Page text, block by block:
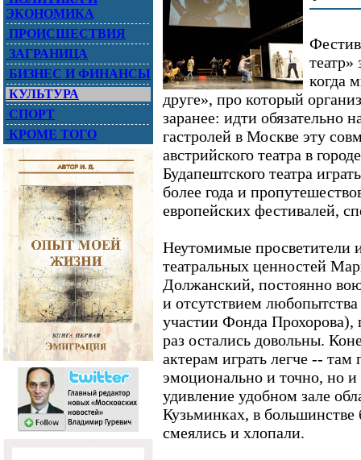
ЭКОНОМИКА
ПРОИСШЕСТВИЯ
ЗАГРАНИЦА
БИЗНЕС И ФИНАНСЫ
КУЛЬТУРА
СПОРТ
КРОМЕ ТОГО
театр»
когда
друге», про который
заранее: идти обязательно
гастролей в Москве эту
австрийского театра в
Будапештского театра
более года и
европейских фестивалей,
Неутомимые просветители
театральных ценностей
Должанский, постоянно
и отсутствием
участии Фонда Прохорова),
раз остались довольны.
актерам играть легче -- там
эмоционально и точно, но
удивление удобном зале
Кузьминках, в
смеялись и хлопали.